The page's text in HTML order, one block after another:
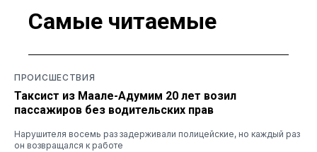
Самые читаемые
ПРОИСШЕСТВИЯ
Таксист из Маале-Адумим 20 лет возил
пассажиров без водительских прав
Нарушителя восемь раз задерживали полицейские, но каждый раз
он возвращался к работе